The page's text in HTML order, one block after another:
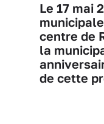
Le 17 mai
centre de
la
de cette